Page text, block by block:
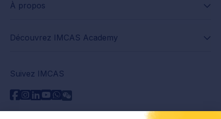
À propos
Découvrez IMCAS Academy
Suivez IMCAS